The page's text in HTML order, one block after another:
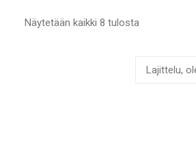
Näytetään kaikki 8 tulosta